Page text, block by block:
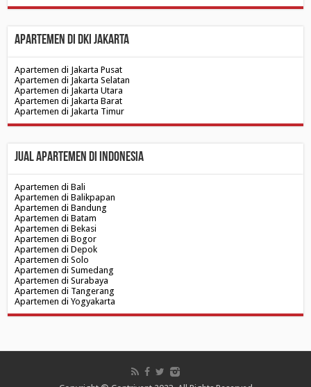
Apartemen di DKI Jakarta
Apartemen di Jakarta Pusat
Apartemen di Jakarta Selatan
Apartemen di Jakarta Utara
Apartemen di Jakarta Barat
Apartemen di Jakarta Timur
Jual Apartemen di Indonesia
Apartemen di Bali
Apartemen di Balikpapan
Apartemen di Bandung
Apartemen di Batam
Apartemen di Bekasi
Apartemen di Bogor
Apartemen di Depok
Apartemen di Solo
Apartemen di Sumedang
Apartemen di Surabaya
Apartemen di Tangerang
Apartemen di Yogyakarta